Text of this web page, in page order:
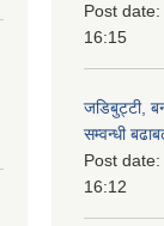
Post date:
16:15
जडिबुट्टी,
सम्वन्धी
Post date:
16:12